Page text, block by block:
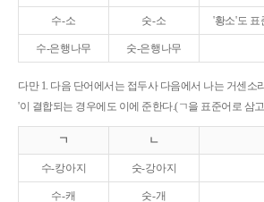
수-소 숫-소 '황소'도 표
수-은행나무 숫-은행나무
다만 1. 다음 단어에서는 접두사 다음에서 나는 거센소
'이 결합되는 경우에도 이에 준한다.(ㄱ을 표준어로 삼
ㄱ ㄴ
수-캉아지 숫-강아지
수-캐 숫-개